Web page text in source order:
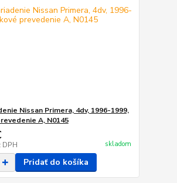
Nissan Primera, 4dv, 1996-1999,
A, N0145
DPH skladom
Pridať do košíka